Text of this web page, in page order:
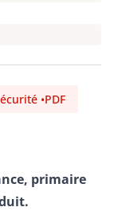
•PDF
primaire